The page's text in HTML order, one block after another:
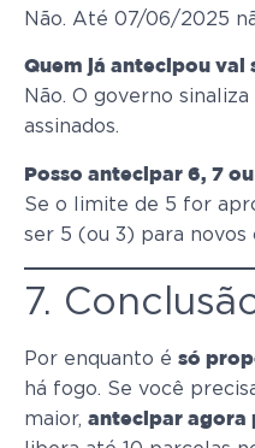
Não. Até 07/06/2025
Quem já antecipou vai
Não. O governo
assinados.
Posso antecipar 6, 7
Se o limite de 5 for
ser 5 (ou 3) para novos
7.
Por enquanto é só
há fogo. Se você
maior, antecipar agora